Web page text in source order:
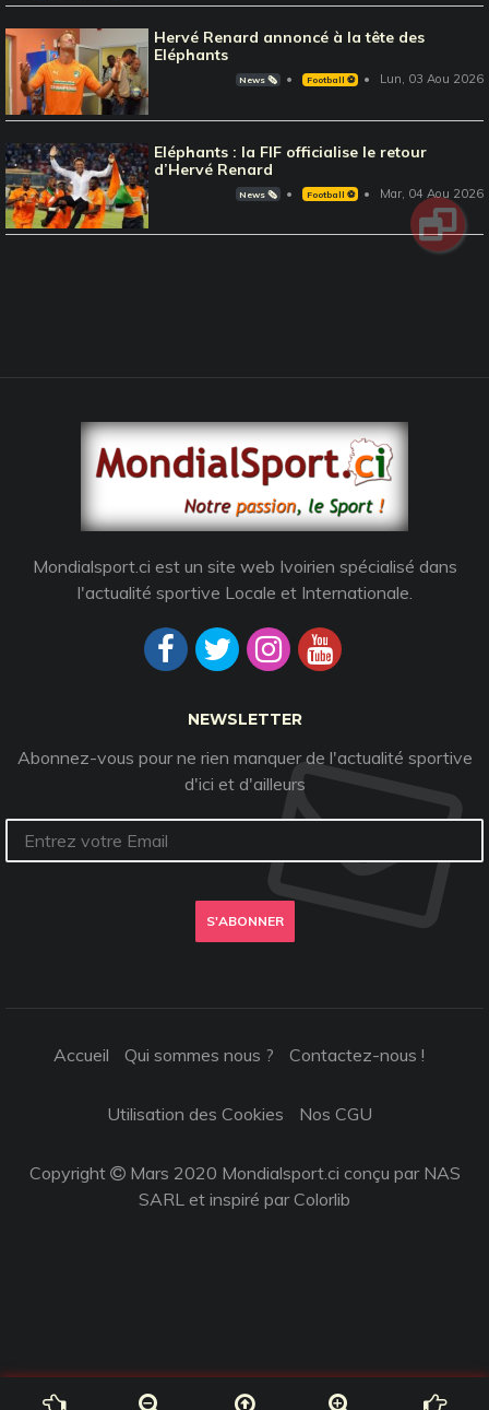
Hervé Renard annoncé à la tête des
Eléphants
News 🗞️ Football ⚽️ Lun, 03 Aou 2026
Eléphants : la FIF officialise le retour
d’Hervé Renard
News 🗞️ Football ⚽️ Mar, 04 Aou 2026
Mondialsport.ci est un site web Ivoirien spécialisé dans
l'actualité sportive Locale et Internationale.
NEWSLETTER
Abonnez-vous pour ne rien manquer de l'actualité sportive
d'ici et d'ailleurs
S'ABONNER
Accueil Qui sommes nous ? Contactez-nous !
Utilisation des Cookies Nos CGU
Copyright
Mars 2020 Mondialsport.ci conçu par NAS
SARL et inspiré parColorlib